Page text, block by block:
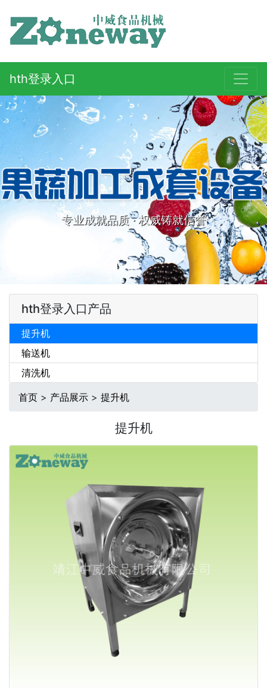
hth登录入口
专业成就品质 · 权威铸就信誉
hth登录入口产品
提升机
输送机
清洗机
首页 > 产品展示 > 提升机
提升机